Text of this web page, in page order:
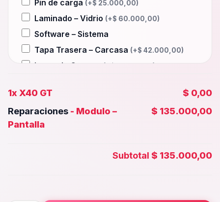
Pin de carga (+$ 25.000,00)
Laminado – Vidrio (+$ 60.000,00)
Software – Sistema
Tapa Trasera – Carcasa (+$ 42.000,00)
Lente de Camara
Wifi – Señal – Antena
Camara Trasera(+$ 38.000,00 )
Camara frontal, Selfie – Face id
(+$25.000,00)
1x X40 GT
$ 0,00
Reparaciones - Modulo –
Pantalla
$ 135.000,00
Subtotal $ 135.000,00